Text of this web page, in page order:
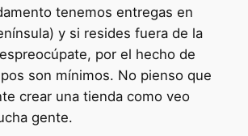
tenemos entregas en
y si resides fuera de la
por el hecho de
son mínimos. No pienso que
crear una tienda como veo
gente.